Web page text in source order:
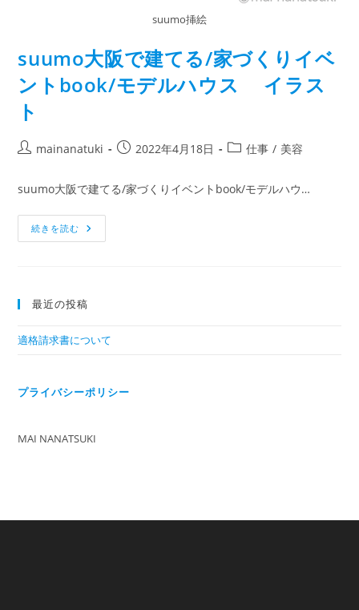
suumo挿絵
suumo大阪で建てる/家づくりイベ
ントbook/モデルハウス イラス
ト
mainanatuki 2022年4月18日 仕事 / 美容
suumo大阪で建てる/家づくりイベントbook/モデルハウ…
続きを読む
最近の投稿
適格請求書について
プライバシーポリシー
MAI NANATSUKI